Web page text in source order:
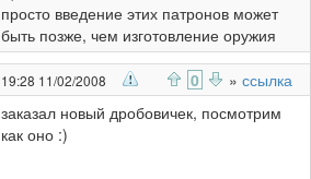
просто введение этих патронов может
быть позже, чем изготовление оружия
19:28 11/02/2008 0 » ссылка
заказал новый дробовичек, посмотрим
как оно :)